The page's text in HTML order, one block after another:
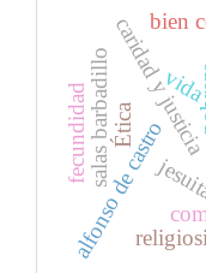
caridad y
alfonso de castro
salas barbadillo
fecundidad Ética
bien